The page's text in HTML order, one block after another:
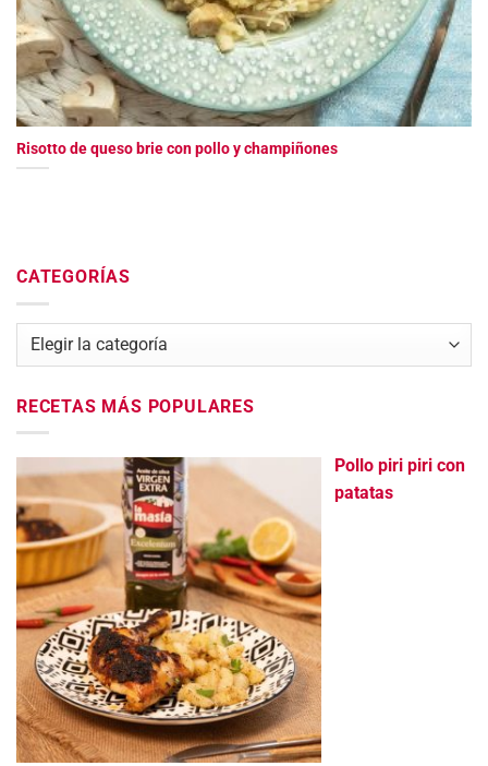
Risotto de queso brie con pollo y champiñones
CATEGORÍAS
Categorías
RECETAS MÁS POPULARES
Pollo piri piri con
patatas